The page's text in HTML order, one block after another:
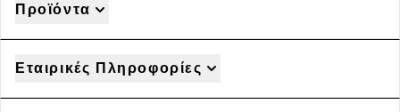
Προϊόντα
Εταιρικές Πληροφορίες